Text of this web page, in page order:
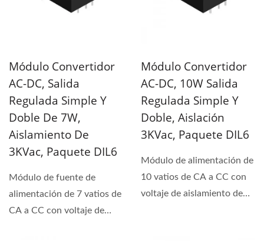
Módulo Convertidor
AC-DC, Salida
Regulada Simple Y
Doble De 7W,
Aislamiento De
3KVac, Paquete DIL6
Módulo de fuente de
alimentación de 7 vatios de
CA a CC con voltaje de
Módulo Convertidor
AC-DC, 10W Salida
Regulada Simple Y
Doble, Aislación
3KVac, Paquete DIL6
Módulo de alimentación de
10 vatios de CA a CC con
voltaje de aislamiento de